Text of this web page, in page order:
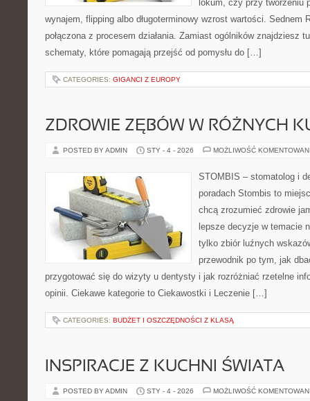
lokum, czy przy tworzeniu
wynajem, flipping albo długoterminowy wzrost wartości. Sednem
połączona z procesem działania. Zamiast ogólników znajdziesz
schematy, które pomagają przejść od pomysłu do […]
CATEGORIES: GIGANCI Z EUROPY
ZDROWIE ZĘBÓW W RÓŻNYCH
POSTED BY ADMIN STY - 4 - 2026 MOŻLIWOŚĆ
STOMBIS – stomatolog i
poradach Stombis to
chcą zrozumieć zdrowie
lepsze decyzje w temacie
tylko zbiór luźnych
przewodnik po tym, jak
przygotować się do wizyty u dentysty i jak rozróżniać rzetelne
opinii. Ciekawe kategorie to Ciekawostki i Leczenie […]
CATEGORIES: BUDŻET I OSZCZĘDNOŚCI Z KLASĄ
INSPIRACJE Z KUCHNI ŚWIATA
POSTED BY ADMIN STY - 4 - 2026 MOŻLIWOŚĆ